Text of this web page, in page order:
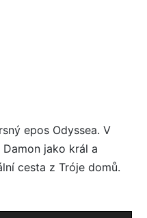
epos Odyssea. V
jako král a
cesta z Tróje domů.